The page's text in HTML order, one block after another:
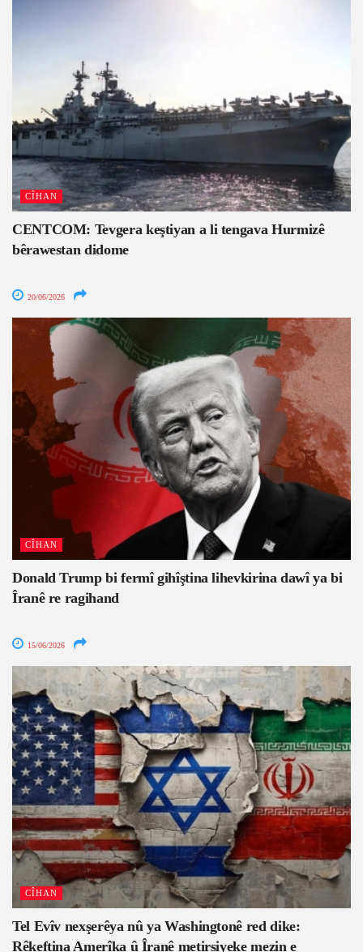
CÎHAN
CENTCOM: Tevgera keştiyan a li tengava Hurmizê
bêrawestan didome
20/06/2026
CÎHAN
Donald Trump bi fermî gihîştina lihevkirina dawî ya bi
Îranê re ragihand
15/06/2026
CÎHAN
Tel Evîv nexşerêya nû ya Washingtonê red dike:
Rêkeftina Amerîka û Îranê metirsiyeke mezin e